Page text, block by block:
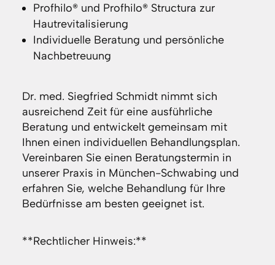
Profhilo® und Profhilo® Structura zur
Hautrevitalisierung
Individuelle Beratung und persönliche
Nachbetreuung
Dr. med. Siegfried Schmidt nimmt sich
ausreichend Zeit für eine ausführliche
Beratung und entwickelt gemeinsam mit
Ihnen einen individuellen Behandlungsplan.
Vereinbaren Sie einen Beratungstermin in
unserer Praxis in München-Schwabing und
erfahren Sie, welche Behandlung für Ihre
Bedürfnisse am besten geeignet ist.
**Rechtlicher Hinweis:**